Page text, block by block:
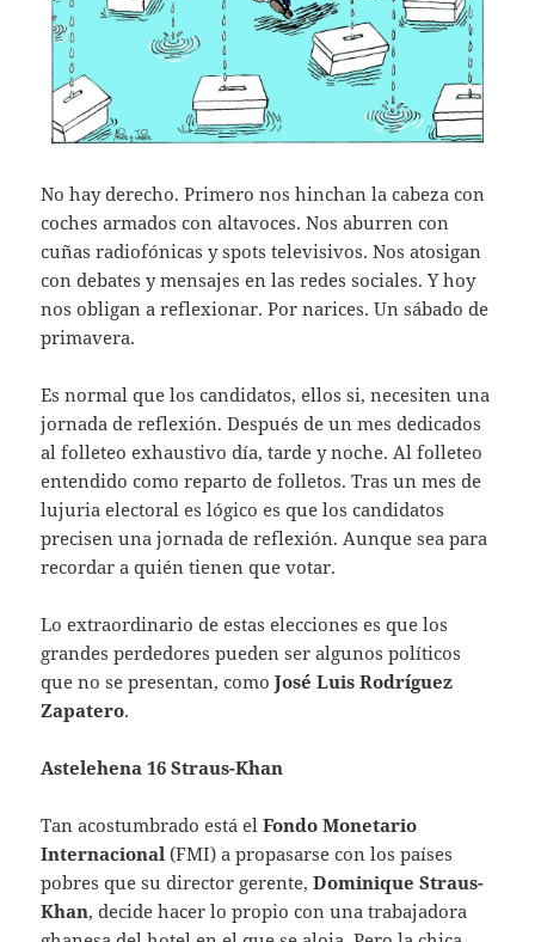
No hay derecho. Primero nos hinchan la cabeza con
coches armados con altavoces. Nos aburren con
cuñas radiofónicas y spots televisivos. Nos atosigan
con debates y mensajes en las redes sociales. Y hoy
nos obligan a reflexionar. Por narices. Un sábado de
primavera.
Es normal que los candidatos, ellos si, necesiten una
jornada de reflexión. Después de un mes dedicados
al folleteo exhaustivo día, tarde y noche. Al folleteo
entendido como reparto de folletos. Tras un mes de
lujuria electoral es lógico es que los candidatos
precisen una jornada de reflexión. Aunque sea para
recordar a quién tienen que votar.
Lo extraordinario de estas elecciones es que los
grandes perdedores pueden ser algunos políticos
que no se presentan, comoJosé Luis Rodríguez
Zapatero.
Astelehena 16 Straus-Khan
Tan acostumbrado está elFondo Monetario
Internacional (FMI) a propasarse con los países
pobres que su director gerente,Dominique Straus-
Khan, decide hacer lo propio con una trabajadora